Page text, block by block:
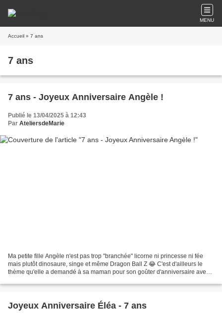
MENU
Accueil » 7 ans
7 ans
7 ans - Joyeux Anniversaire Angèle !
Publié le 13/04/2025 à 12:43
Par AteliersdeMarie
Ma petite fille Angèle n'est pas trop "branchée" licorne ni princesse ni fée
mais plutôt dinosaure, singe et même Dragon Ball Z 😂 C'est d'ailleurs le
thème qu'elle a demandé à sa maman pour son goûter d'anniversaire avec
Joyeux Anniversaire Éléa - 7 ans